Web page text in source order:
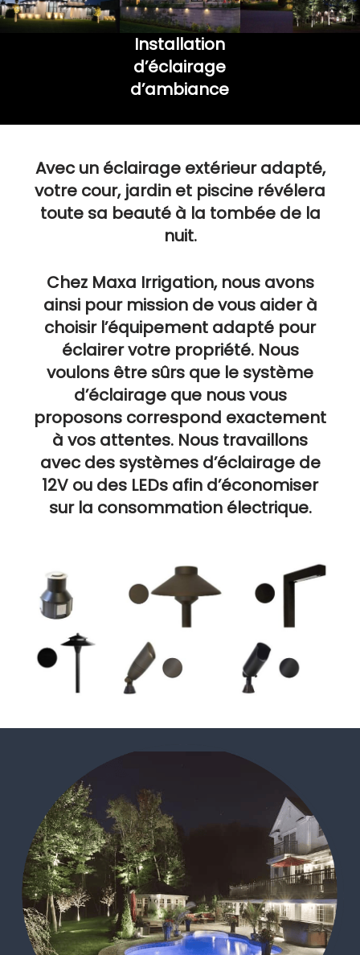
Installation
d’éclairage
d’ambiance
Avec un éclairage extérieur adapté,
votre cour, jardin et piscine révélera
toute sa beauté à la tombée de la
nuit.
Chez Maxa Irrigation, nous avons
ainsi pour mission de vous aider à
choisir l’équipement adapté pour
éclairer votre propriété. Nous
voulons être sûrs que le système
d’éclairage que nous vous
proposons correspond exactement
à vos attentes. Nous travaillons
avec des systèmes d’éclairage de
12V ou des LEDs afin d’économiser
sur la consommation électrique.